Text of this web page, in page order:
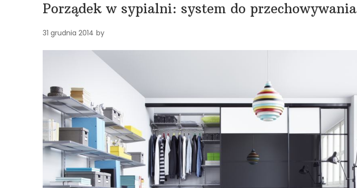
Porządek w sypialni: system do przechowywania
31 grudnia 2014 by